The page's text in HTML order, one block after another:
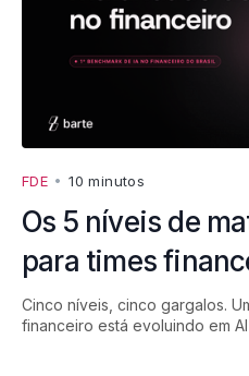
FDE •10 minutos
Os 5 níveis de
para times
Cinco níveis, cinco gargalos.
financeiro está evoluindo em